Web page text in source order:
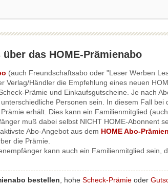
das HOME-Prämienabo
(auch Freundschaftsabo oder "Leser Werben
Verlag/Händler die Empfehlung eines neuen
Prämie und Einkaufsgutscheine. Je nach
Personen sein. In diesem Fall
erhält. Dies kann ein Familienmitglied
muß dabei selbst NICHT HOME-Abonnent
Abo-Angebot aus dem HOME Abo-
die Prämie.
kann auch ein Familienmitglied sein,
bestellen , hohe Scheck-Prämie oder